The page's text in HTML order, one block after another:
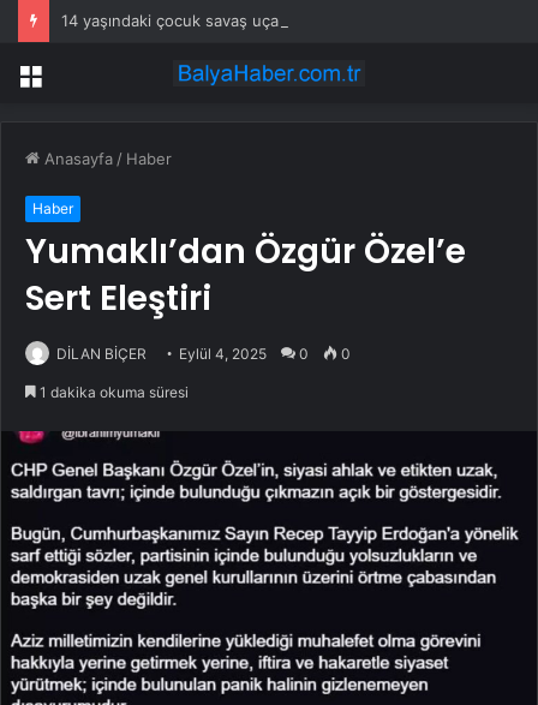
14 yaşındaki çocuk savaş uçaklarını alarma geçirdi
Menü
Anasayfa / Haber
Haber
Yumaklı’dan Özgür Özel’e
Sert Eleştiri
DİLAN BİÇER Eylül 4, 2025 0 0
1 dakika okuma süresi